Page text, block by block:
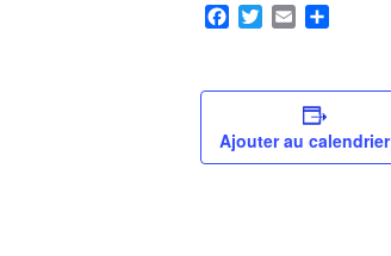
Facebook
TwitterEmail
Ajouter au calendrier